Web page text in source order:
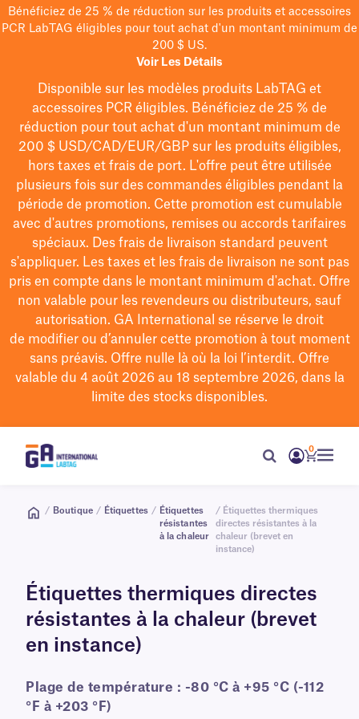
Bénéficiez de 25 % de réduction sur les produits et accessoires
PCR LabTAG éligibles pour tout achat d'un montant minimum de
200 $ US.
Voir Les Détails
Disponible sur les modèles produits LabTAG et
accessoires PCR éligibles. Bénéficiez de 25 % de
réduction pour tout achat d'un montant minimum de
200 $USD/CAD/EUR/GBPsur les produits éligibles,
hors taxes et frais de port. L'offre peut être utilisée
plusieurs fois sur des commandes éligibles pendant la
période de promotion. Cette promotion est cumulable
avec d'autres promotions, remises ou accords tarifaires
spéciaux. Des frais de livraison standard peuvent
s'appliquer. Les taxes et les frais de livraison ne sont pas
pris en compte dans le montant minimum d'achat. Offre
non valable pour les revendeurs ou distributeurs, sauf
autorisation. GA International se réserve le droit
de modifierou d’annuler cette promotion à tout moment
sans préavis. Offre nulle là où la loi l’interdit. Offre
valable du 4 août 2026 au 18 septembre 2026, dans la
limite des stocks disponibles.
0
/ Boutique / Étiquettes / Étiquettes
résistantes
à la chaleur
/ Étiquettes thermiques
directes résistantes à la
chaleur (brevet en
instance)
Étiquettes thermiques directes
résistantes à la chaleur (brevet
en instance)
Plage de température : -80 °C à +95 °C (-112
°F à +203 °F)